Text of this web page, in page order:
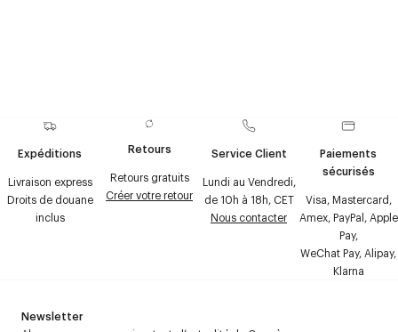
Expéditions
Livraison express
Droits de douane
inclus
Retours
Retours gratuits
Créer votre retour
Service Client
Lundi au Vendredi,
de 10h à 18h, CET
Nous contacter
Paiements
sécurisés
Visa, Mastercard,
Amex, PayPal, Apple
Pay,
WeChat Pay, Alipay,
Klarna
Newsletter